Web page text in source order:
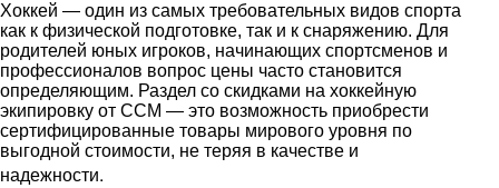
Хоккей — один из самых требовательных видов спорта
как к физической подготовке, так и к снаряжению. Для
родителей юных игроков, начинающих спортсменов и
профессионалов вопрос цены часто становится
определяющим. Раздел со скидками на хоккейную
экипировку от CCM — это возможность приобрести
сертифицированные товары мирового уровня по
выгодной стоимости, не теряя в качестве и
надежности.